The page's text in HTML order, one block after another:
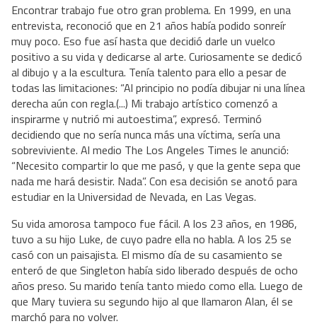
Encontrar trabajo fue otro gran problema. En 1999, en una
entrevista, reconoció que en 21 años había podido sonreír
muy poco. Eso fue así hasta que decidió darle un vuelco
positivo a su vida y dedicarse al arte. Curiosamente se dedicó
al dibujo y a la escultura. Tenía talento para ello a pesar de
todas las limitaciones: “Al principio no podía dibujar ni una línea
derecha aún con regla.(...) Mi trabajo artístico comenzó a
inspirarme y nutrió mi autoestima”, expresó. Terminó
decidiendo que no sería nunca más una víctima, sería una
sobreviviente. Al medio The Los Angeles Times le anunció:
“Necesito compartir lo que me pasó, y que la gente sepa que
nada me hará desistir. Nada”. Con esa decisión se anotó para
estudiar en la Universidad de Nevada, en Las Vegas.
Su vida amorosa tampoco fue fácil. A los 23 años, en 1986,
tuvo a su hijo Luke, de cuyo padre ella no habla. A los 25 se
casó con un paisajista. El mismo día de su casamiento se
enteró de que Singleton había sido liberado después de ocho
años preso. Su marido tenía tanto miedo como ella. Luego de
que Mary tuviera su segundo hijo al que llamaron Alan, él se
marchó para no volver.